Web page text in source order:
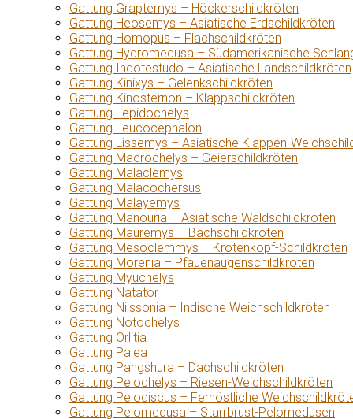
Gattung Graptemys – Höckerschildkröten
Gattung Heosemys – Asiatische Erdschildkröten
Gattung Homopus – Flachschildkröten
Gattung Hydromedusa – Südamerikanische
Gattung Indotestudo – Asiatische Landschildkröten
Gattung Kinixys – Gelenkschildkröten
Gattung Kinosternon – Klappschildkröten
Gattung Lepidochelys
Gattung Leucocephalon
Gattung Lissemys – Asiatische Klappen-
Gattung Macrochelys – Geierschildkröten
Gattung Malaclemys
Gattung Malacochersus
Gattung Malayemys
Gattung Manouria – Asiatische Waldschildkröten
Gattung Mauremys – Bachschildkröten
Gattung Mesoclemmys – Krötenkopf-Schildkröten
Gattung Morenia – Pfauenaugenschildkröten
Gattung Myuchelys
Gattung Natator
Gattung Nilssonia – Indische Weichschildkröten
Gattung Notochelys
Gattung Orlitia
Gattung Palea
Gattung Pangshura – Dachschildkröten
Gattung Pelochelys – Riesen-Weichschildkröten
Gattung Pelodiscus – Fernöstliche
Gattung Pelomedusa – Starrbrust-Pelomedusen